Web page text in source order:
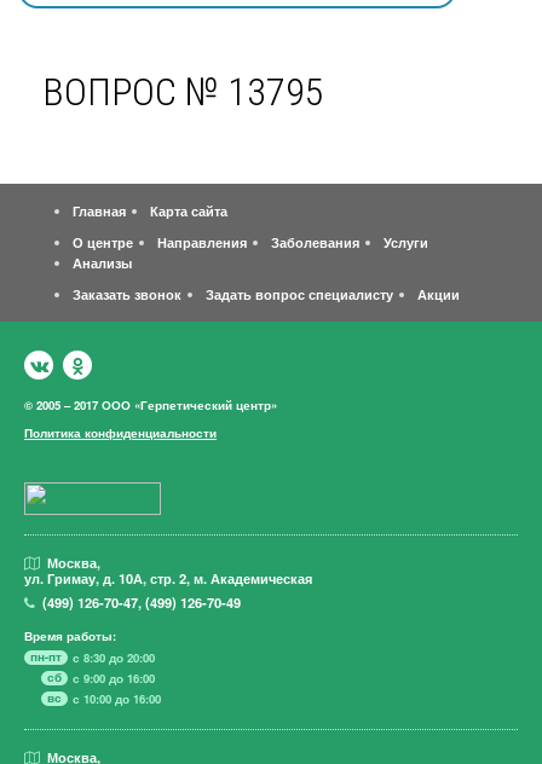
ВОПРОС № 13795
Главная
Карта сайта
О центре
Направления Заболевания
Услуги
Анализы
Заказать звонок
Задать вопрос специалисту Акции
© 2005 – 2017 ООО «Герпетический центр»
Политика конфиденциальности
Москва,
ул. Гримау,д. 10А, стр. 2, м. Академическая
(499)126-70-47,(499)126-70-49
Время работы:
пн-пт
с 8:30 до 20:00
сб
с 9:00 до 16:00
вс
с 10:00 до 16:00
Москва,